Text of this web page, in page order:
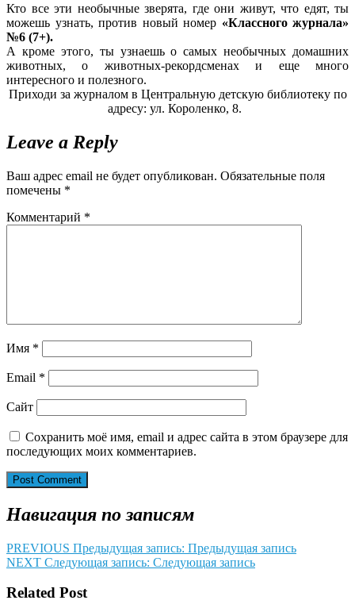
Кто все эти необычные зверята, где они живут, что едят, ты
можешь узнать, против новый номер «Классного журнала»
№6 (7+).
А кроме этого, ты узнаешь о самых необычных домашних
животных, о животных-рекордсменах и еще много
интересного и полезного.
Приходи за журналом в Центральную детскую библиотеку по
адресу: ул. Короленко, 8.
Leave a Reply
Ваш адрес email не будет опубликован. Обязательные поля
помечены *
Комментарий *
Имя *
Email *
Сайт
Сохранить моё имя, email и адрес сайта в этом браузере для
последующих моих комментариев.
Навигация по записям
PREVIOUS Предыдущая запись: Предыдущая запись
NEXT Следующая запись: Следующая запись
Related Post